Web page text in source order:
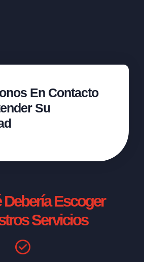
En Contacto
Su
Debería Escoger
Servicios